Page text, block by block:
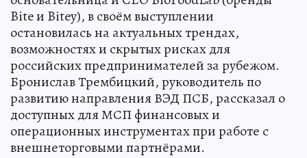
Bite и Bitey), в своём выступлении
остановилась на актуальных трендах,
возможностях и скрытых рисках для
российских предпринимателей за рубежом.
Бронислав Трембицкий, руководитель по
развитию направления ВЭД ПСБ, рассказал о
доступных для МСП финансовых и
операционных инструментах при работе с
внешнеторговыми партнёрами.